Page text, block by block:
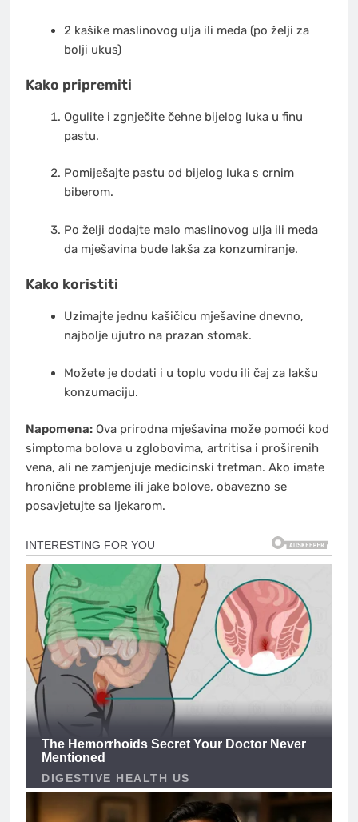
2 kašike maslinovog ulja ili meda (po želji za
bolji ukus)
Kako pripremiti
Ogulite i zgnječite čehne bijelog luka u finu
pastu.
Pomiješajte pastu od bijelog luka s crnim
biberom.
Po želji dodajte malo maslinovog ulja ili meda
da mješavina bude lakša za konzumiranje.
Kako koristiti
Uzimajte jednu kašičicu mješavine dnevno,
najbolje ujutro na prazan stomak.
Možete je dodati i u toplu vodu ili čaj za lakšu
konzumaciju.
Napomena: Ova prirodna mješavina može pomoći kod
simptoma bolova u zglobovima, artritisa i proširenih
vena, ali ne zamjenjuje medicinski tretman. Ako imate
hronične probleme ili jake bolove, obavezno se
posavjetujte sa ljekarom.